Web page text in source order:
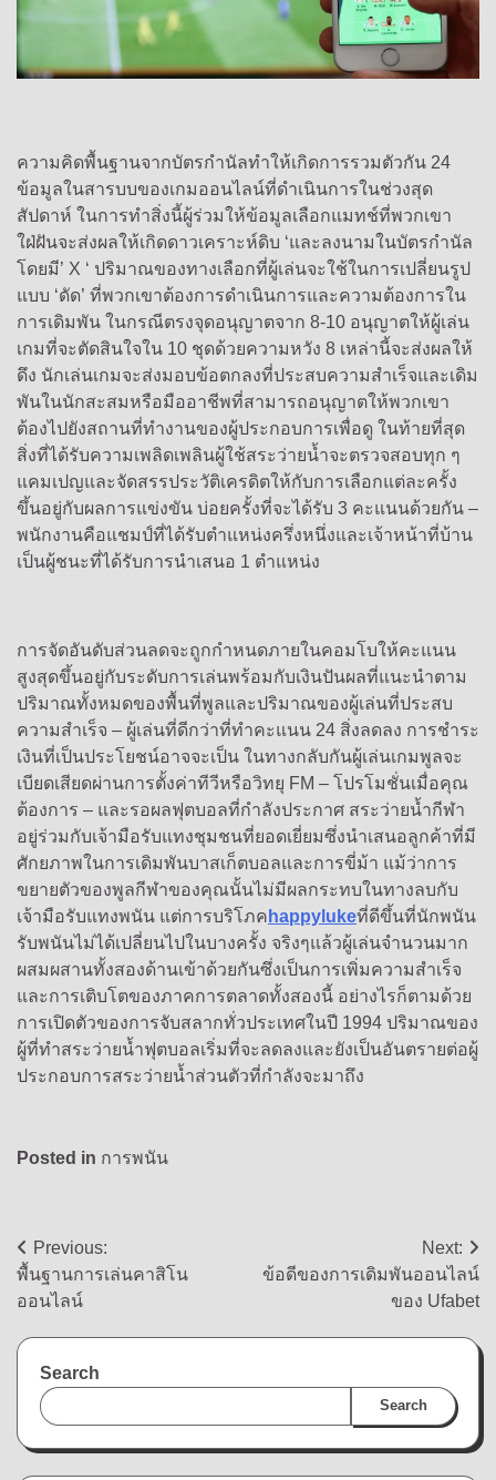
ความคิดพื้นฐานจากบัตรกำนัลทำให้เกิดการรวมตัวกัน 24
ข้อมูลในสารบบของเกมออนไลน์ที่ดำเนินการในช่วงสุด
สัปดาห์ ในการทำสิ่งนี้ผู้ร่วมให้ข้อมูลเลือกแมทช์ที่พวกเขา
ใฝ่ฝันจะส่งผลให้เกิดดาวเคราะห์ดิบ ‘และลงนามในบัตรกำนัล
โดยมี’ X ‘ ปริมาณของทางเลือกที่ผู้เล่นจะใช้ในการเปลี่ยนรูป
แบบ ‘ดัด’ ที่พวกเขาต้องการดำเนินการและความต้องการใน
การเดิมพัน ในกรณีตรงจุดอนุญาตจาก 8-10 อนุญาตให้ผู้เล่น
เกมที่จะตัดสินใจใน 10 ชุดด้วยความหวัง 8 เหล่านี้จะส่งผลให้
ดึง นักเล่นเกมจะส่งมอบข้อตกลงที่ประสบความสำเร็จและเดิม
พันในนักสะสมหรือมืออาชีพที่สามารถอนุญาตให้พวกเขา
ต้องไปยังสถานที่ทำงานของผู้ประกอบการเพื่อดู ในท้ายที่สุด
สิ่งที่ได้รับความเพลิดเพลินผู้ใช้สระว่ายน้ำจะตรวจสอบทุก ๆ
แคมเปญและจัดสรรประวัติเครดิตให้กับการเลือกแต่ละครั้ง
ขึ้นอยู่กับผลการแข่งขัน บ่อยครั้งที่จะได้รับ 3 คะแนนด้วยกัน –
พนักงานคือแชมป์ที่ได้รับตำแหน่งครึ่งหนึ่งและเจ้าหน้าที่บ้าน
เป็นผู้ชนะที่ได้รับการนำเสนอ 1 ตำแหน่ง
การจัดอันดับส่วนลดจะถูกกำหนดภายในคอมโบให้คะแนน
สูงสุดขึ้นอยู่กับระดับการเล่นพร้อมกับเงินปันผลที่แนะนำตาม
ปริมาณทั้งหมดของพื้นที่พูลและปริมาณของผู้เล่นที่ประสบ
ความสำเร็จ – ผู้เล่นที่ดีกว่าที่ทำคะแนน 24 สิ่งลดลง การชำระ
เงินที่เป็นประโยชน์อาจจะเป็น ในทางกลับกันผู้เล่นเกมพูลจะ
เบียดเสียดผ่านการตั้งค่าทีวีหรือวิทยุ FM – โปรโมชั่นเมื่อคุณ
ต้องการ – และรอผลฟุตบอลที่กำลังประกาศ สระว่ายน้ำกีฬา
อยู่ร่วมกับเจ้ามือรับแทงชุมชนที่ยอดเยี่ยมซึ่งนำเสนอลูกค้าที่มี
ศักยภาพในการเดิมพันบาสเก็ตบอลและการขี่ม้า แม้ว่าการ
ขยายตัวของพูลกีฬาของคุณนั้นไม่มีผลกระทบในทางลบกับ
เจ้ามือรับแทงพนัน แต่การบริโภค happylukeที่ดีขึ้นที่นักพนัน
รับพนันไม่ได้เปลี่ยนไปในบางครั้ง จริงๆแล้วผู้เล่นจำนวนมาก
ผสมผสานทั้งสองด้านเข้าด้วยกันซึ่งเป็นการเพิ่มความสำเร็จ
และการเติบโตของภาคการตลาดทั้งสองนี้ อย่างไรก็ตามด้วย
การเปิดตัวของการจับสลากทั่วประเทศในปี 1994 ปริมาณของ
ผู้ที่ทำสระว่ายน้ำฟุตบอลเริ่มที่จะลดลงและยังเป็นอันตรายต่อผู้
ประกอบการสระว่ายน้ำส่วนตัวที่กำลังจะมาถึง
Posted in การพนัน
Post
navigation
Previous:
พื้นฐานการเล่นคาสิโน
ออนไลน์
Next:
ข้อดีของการเดิมพันออนไลน์
ของ Ufabet
Search
Search